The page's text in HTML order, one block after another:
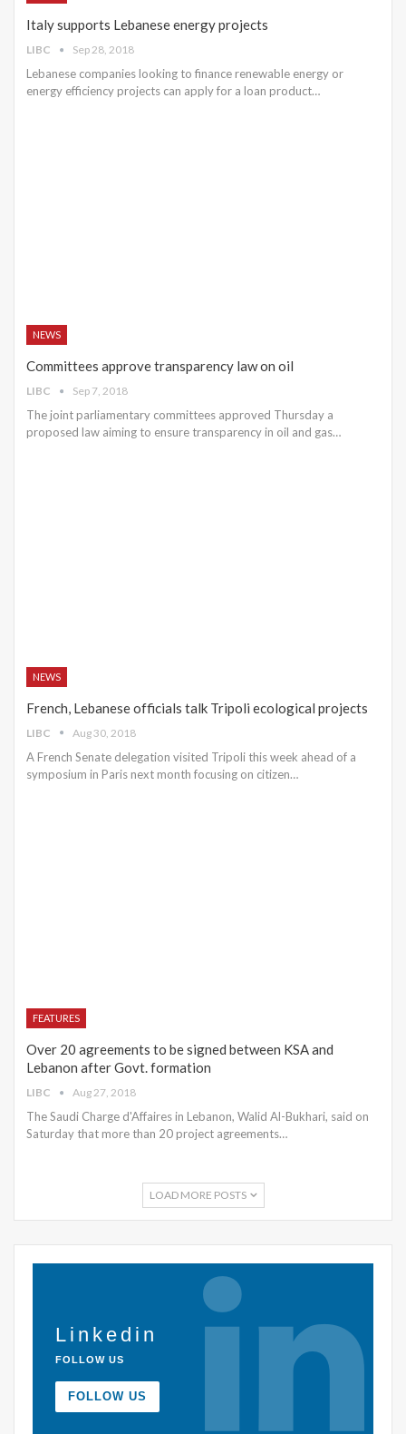
Italy supports Lebanese energy projects
LIBC Sep 28, 2018
Lebanese companies looking to finance renewable energy or
energy efficiency projects can apply for a loan product…
NEWS
Committees approve transparency law on oil
LIBC Sep 7, 2018
The joint parliamentary committees approved Thursday a
proposed law aiming to ensure transparency in oil and gas…
NEWS
French, Lebanese officials talk Tripoli ecological projects
LIBC Aug 30, 2018
A French Senate delegation visited Tripoli this week ahead of a
symposium in Paris next month focusing on citizen…
FEATURES
Over 20 agreements to be signed between KSA and
Lebanon after Govt. formation
LIBC Aug 27, 2018
The Saudi Charge d'Affaires in Lebanon, Walid Al-Bukhari, said on
Saturday that more than 20 project agreements…
LOAD MORE POSTS
Linkedin
FOLLOW US
FOLLOW US